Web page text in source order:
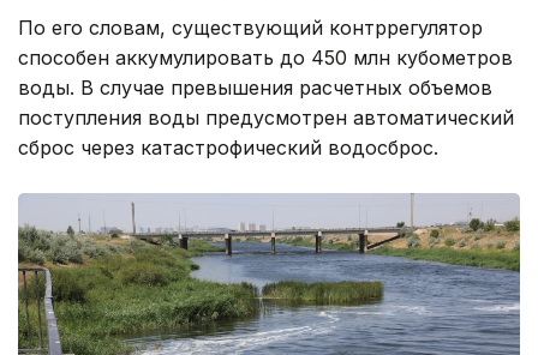
По его словам, существующий контррегулятор
способен аккумулировать до 450 млн кубометров
воды. В случае превышения расчетных объемов
поступления воды предусмотрен автоматический
сброс через катастрофический водосброс.